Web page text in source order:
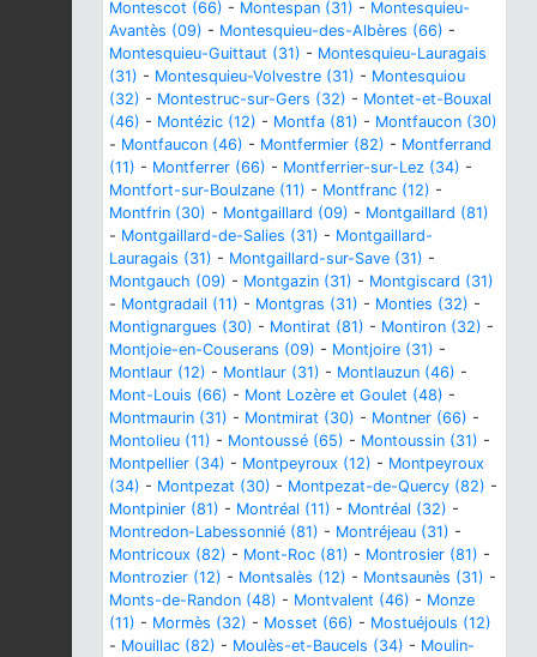
Montescot (66) - Montespan (31) - Montesquieu-
Avantès (09) - Montesquieu-des-Albères (66) -
Montesquieu-Guittaut (31) - Montesquieu-Lauragais
(31) - Montesquieu-Volvestre (31) - Montesquiou
(32) - Montestruc-sur-Gers (32) - Montet-et-Bouxal
(46) - Montézic (12) - Montfa (81) - Montfaucon (30)
- Montfaucon (46) - Montfermier (82) - Montferrand
(11) - Montferrer (66) - Montferrier-sur-Lez (34) -
Montfort-sur-Boulzane (11) - Montfranc (12) -
Montfrin (30) - Montgaillard (09) - Montgaillard (81)
- Montgaillard-de-Salies (31) - Montgaillard-
Lauragais (31) - Montgaillard-sur-Save (31) -
Montgauch (09) - Montgazin (31) - Montgiscard (31)
- Montgradail (11) - Montgras (31) - Monties (32) -
Montignargues (30) - Montirat (81) - Montiron (32) -
Montjoie-en-Couserans (09) - Montjoire (31) -
Montlaur (12) - Montlaur (31) - Montlauzun (46) -
Mont-Louis (66) - Mont Lozère et Goulet (48) -
Montmaurin (31) - Montmirat (30) - Montner (66) -
Montolieu (11) - Montoussé (65) - Montoussin (31) -
Montpellier (34) - Montpeyroux (12) - Montpeyroux
(34) - Montpezat (30) - Montpezat-de-Quercy (82) -
Montpinier (81) - Montréal (11) - Montréal (32) -
Montredon-Labessonnié (81) - Montréjeau (31) -
Montricoux (82) - Mont-Roc (81) - Montrosier (81) -
Montrozier (12) - Montsalès (12) - Montsaunès (31) -
Monts-de-Randon (48) - Montvalent (46) - Monze
(11) - Mormès (32) - Mosset (66) - Mostuéjouls (12)
- Mouillac (82) - Moulès-et-Baucels (34) - Moulin-